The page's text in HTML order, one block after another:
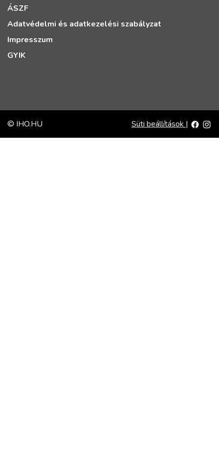
ÁSZF
Adatvédelmi és adatkezelési szabályzat
Impresszum
GYIK
© IHO.HU Süti beállítások |